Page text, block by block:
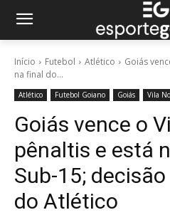
Início Futebol Atlético
Goiás
na final do...
Atlético Futebol Goiano Goiás Vila
Goiás vence o
pênaltis e está
Sub-15;
do Atlético